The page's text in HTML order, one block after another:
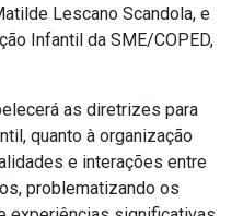
Lescano Scandola, e
Infantil da SME/COPED,
as diretrizes para
quanto à organização
e interações entre
problematizando os